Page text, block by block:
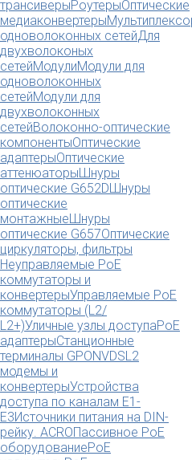
трансиверыРоутерыОптические
медиаконвертеры
одноволоконных сетейДля
двухволоконых
сетейМодулиМодули для
одноволоконных
сетейМодули для
двухволоконных
сетейВолоконно-оптические
компонентыОптические
адаптерыОптические
аттенюаторыШнуры
оптические G652DШнуры
оптические
монтажныеШнуры
оптические G657Оптические
циркуляторы, фильтры
Неуправляемые PoE
коммутаторы и
конвертерыУправляемые PoE
коммутаторы (L2/
L2+)Уличные узлы доступаPoE
адаптерыСтанционные
терминалы GPONVDSL2
модемы и
конвертерыУстройства
доступа по каналам E1-
E3Источники питания на DIN-
рейку. ACROПассивное PoE
оборудованиеPoE